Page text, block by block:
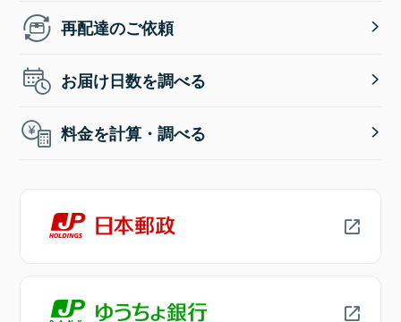
再配達のご依頼
お届け日数を調べる
料金を計算・調べる